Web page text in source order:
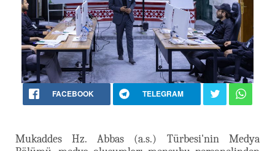
FACEBOOK TELEGRAM
Mukaddes Hz. Abbas (a.s.) Türbesi'nin Medya